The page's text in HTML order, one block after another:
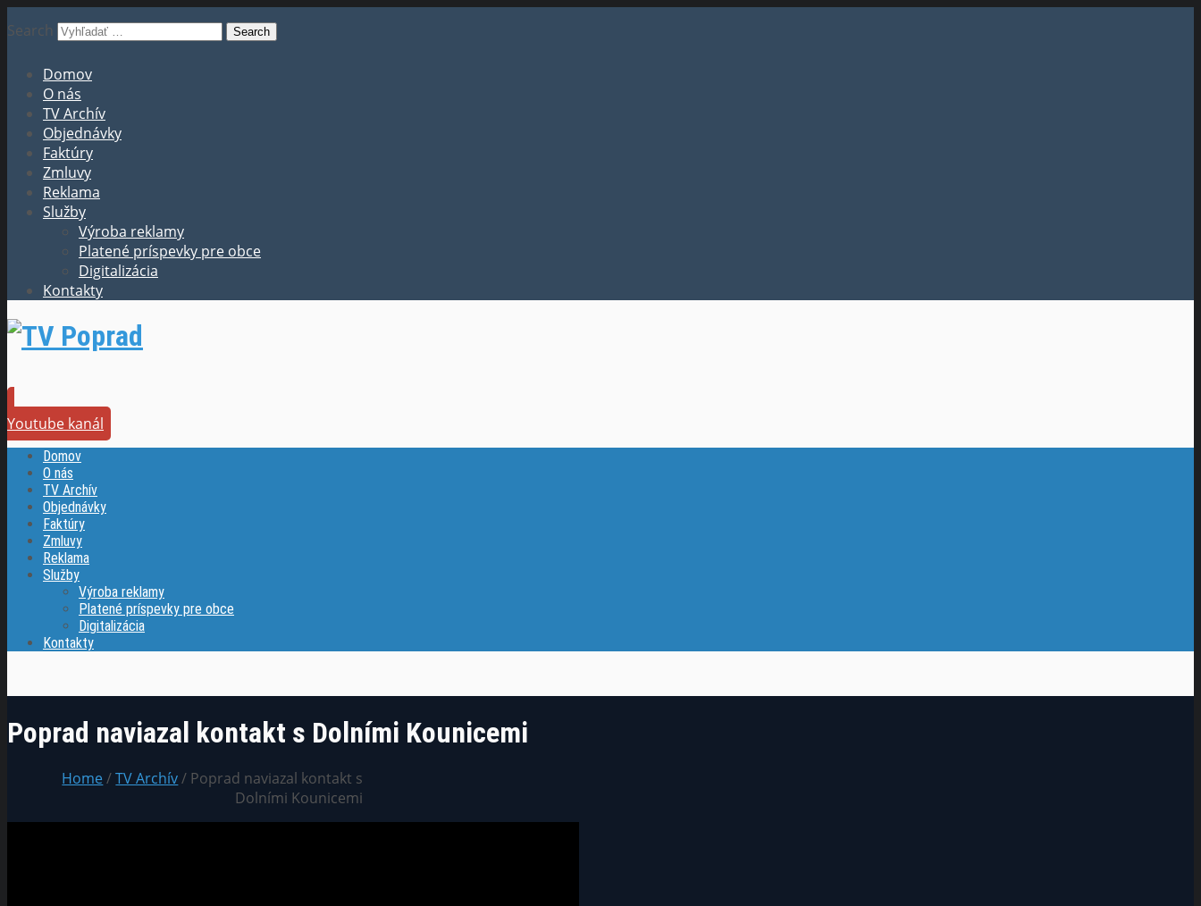
Search
Domov
O nás
TV Archív
Objednávky
Faktúry
Zmluvy
Reklama
Služby
Výroba reklamy
Platené príspevky pre obce
Digitalizácia
Kontakty
Youtube kanál
Domov
O nás
TV Archív
Objednávky
Faktúry
Zmluvy
Reklama
Služby
Výroba reklamy
Platené príspevky pre obce
Digitalizácia
Kontakty
Poprad naviazal kontakt s Dolními Kounicemi
Home/TV Archív/ Poprad naviazal kontakt s
Dolními Kounicemi